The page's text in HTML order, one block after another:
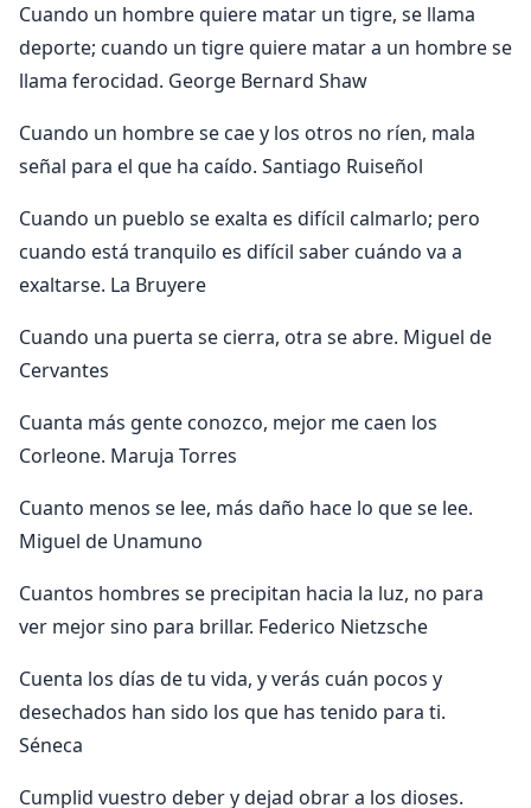
Cuando un hombre quiere matar un tigre, se llama
deporte; cuando un tigre quiere matar a un hombre se
llama ferocidad. George Bernard Shaw
Cuando un hombre se cae y los otros no ríen, mala
señal para el que ha caído. Santiago Ruiseñol
Cuando un pueblo se exalta es difícil calmarlo; pero
cuando está tranquilo es difícil saber cuándo va a
exaltarse. La Bruyere
Cuando una puerta se cierra, otra se abre. Miguel de
Cervantes
Cuanta más gente conozco, mejor me caen los
Corleone. Maruja Torres
Cuanto menos se lee, más daño hace lo que se lee.
Miguel de Unamuno
Cuantos hombres se precipitan hacia la luz, no para
ver mejor sino para brillar. Federico Nietzsche
Cuenta los días de tu vida, y verás cuán pocos y
desechados han sido los que has tenido para ti.
Séneca
Cumplid vuestro deber y dejad obrar a los dioses.